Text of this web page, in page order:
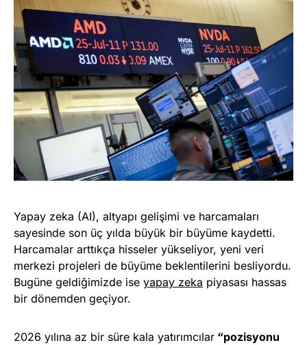
Yapay zeka (AI), altyapı gelişimi ve harcamaları
sayesinde son üç yılda büyük bir büyüme kaydetti.
Harcamalar arttıkça hisseler yükseliyor, yeni veri
merkezi projeleri de büyüme beklentilerini besliyordu.
Bugüne geldiğimizde ise yapay zeka piyasası hassas
bir dönemden geçiyor.
2026 yılına az bir süre kala yatırımcılar “pozisyonu